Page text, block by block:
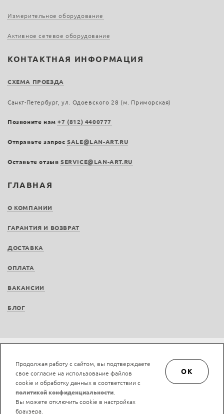
ГЛАВНАЯ
О КОМПАНИИ
ГАРАНТИЯ И ВОЗВРАТ
ДОСТАВКА
ОПЛАТА
ВАКАНСИИ
БЛОГ
Измерительное оборудование
Активное сетевое оборудование
КОНТАКТНАЯ ИНФОРМАЦИЯ
СХЕМА ПРОЕЗДА
Санкт-Петербург, ул. Одоевского 28 (м. Приморская)
Позвоните нам+7 (812) 4400777
Отправьте запросSALE@LAN-ART.RU
Оставьте отзыв SERVICE@LAN-ART.RU
Не является публичной офертой © LAN-art.ru, 2013—2026. Все права защищены.
Политика конфиденциальности.
Положение об обработке и защите персональных
данных.
Продолжая работу с сайтом, вы подтверждаете
свое согласие на использование файлов
cookie и обработку данных в соответствии с
политикой конфиденциальности
Вы можете отключить cookie в настройках
браузера.
OK